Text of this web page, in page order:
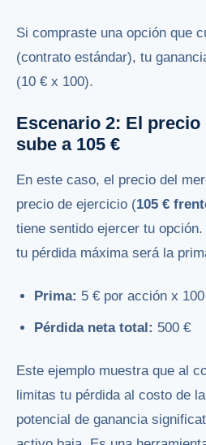
Si compraste una opción que
(contrato estándar), tu
(10 € x 100).
Escenario 2: El precio
sube a 105 €
En este caso, el precio del
precio de ejercicio (105 €
tiene sentido ejercer tu
tu pérdida máxima será la
Prima: 5 € por acción x
Pérdida neta total: 500 €
Este ejemplo muestra que al
limitas tu pérdida al costo de
potencial de ganancia